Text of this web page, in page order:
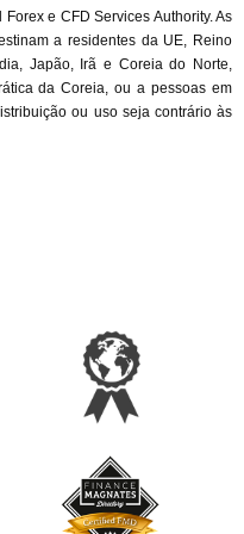
e CFD Services Authority. As
a residentes da UE, Reino
Japão, Irã e Coreia do Norte,
da Coreia, ou a pessoas em
ou uso seja contrário às